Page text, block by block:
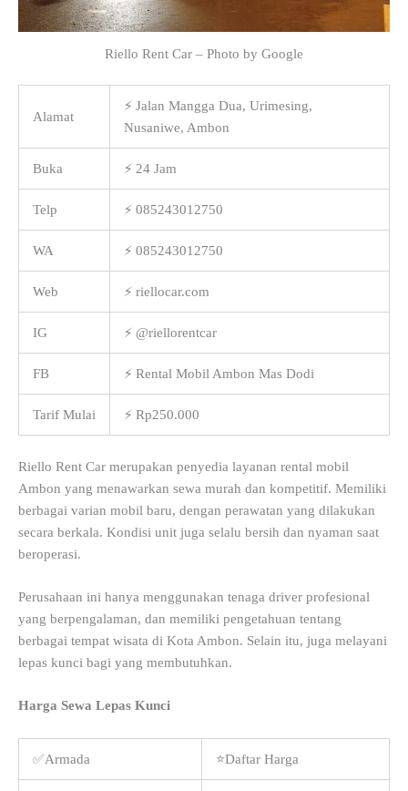
Riello Rent Car – Photo by Google
Alamat
⚡ Jalan Mangga Dua, Urimesing,
Nusaniwe, Ambon
Buka ⚡ 24 Jam
Telp ⚡ 085243012750
WA ⚡ 085243012750
Web ⚡ riellocar.com
IG ⚡ @riellorentcar
FB ⚡ Rental Mobil Ambon Mas Dodi
Tarif Mulai ⚡ Rp250.000
Riello Rent Car merupakan penyedia layanan rental mobil
Ambon yang menawarkan sewa murah dan kompetitif. Memiliki
berbagai varian mobil baru, dengan perawatan yang dilakukan
secara berkala. Kondisi unit juga selalu bersih dan nyaman saat
beroperasi.
Perusahaan ini hanya menggunakan tenaga driver profesional
yang berpengalaman, dan memiliki pengetahuan tentang
berbagai tempat wisata di Kota Ambon. Selain itu, juga melayani
lepas kunci bagi yang membutuhkan.
Harga Sewa Lepas Kunci
✅Armada ⭐Daftar Harga